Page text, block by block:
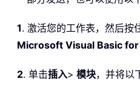
1. 激活您的工作表，然后按
Microsoft Visual Basic
2. 单击插入> 模块，并将以